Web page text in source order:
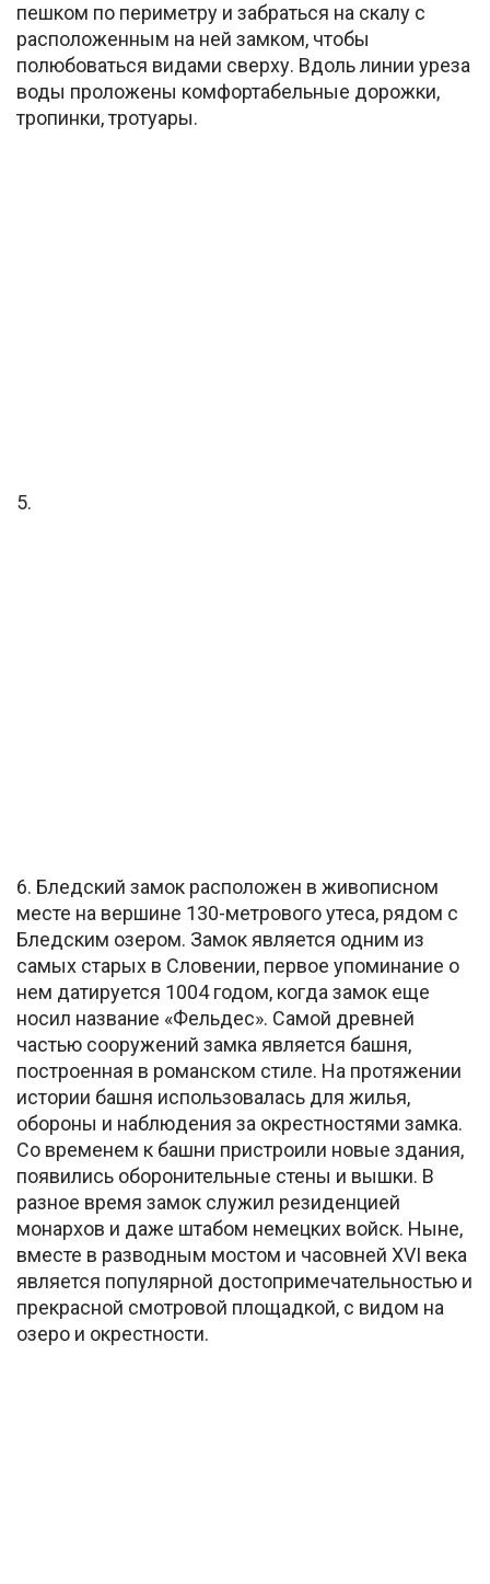
пешком по периметру и забраться на скалу с
расположенным на ней замком, чтобы
полюбоваться видами сверху. Вдоль линии уреза
воды проложены комфортабельные дорожки,
тропинки, тротуары.
5.
6. Бледский замок расположен в живописном
месте на вершине 130-метрового утеса, рядом с
Бледским озером. Замок является одним из
самых старых в Словении, первое упоминание о
нем датируется 1004 годом, когда замок еще
носил название «Фельдес». Самой древней
частью сооружений замка является башня,
построенная в романском стиле. На протяжении
истории башня использовалась для жилья,
обороны и наблюдения за окрестностями замка.
Со временем к башни пристроили новые здания,
появились оборонительные стены и вышки. В
разное время замок служил резиденцией
монархов и даже штабом немецких войск. Ныне,
вместе в разводным мостом и часовней XVI века
является популярной достопримечательностью и
прекрасной смотровой площадкой, с видом на
озеро и окрестности.